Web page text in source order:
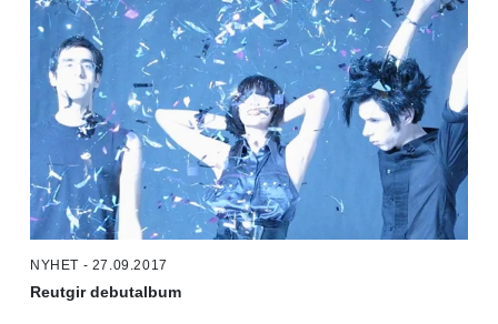
NYHET - 27.09.2017
Reutgir debutalbum